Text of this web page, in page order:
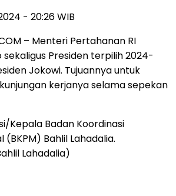
- 20:26 WIB
– Menteri Pertahanan RI
Presiden terpilih 2024-
Jokowi. Tujuannya untuk
kerjanya selama sepekan